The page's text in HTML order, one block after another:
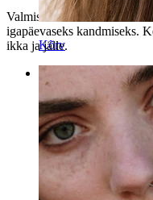
Kõrv
Valmistatud titaanist on ehe
igapäevaseks kandmiseks.
ikka ja jälle.
Kategooriad
Naba
Huul
Nibu
Industrial